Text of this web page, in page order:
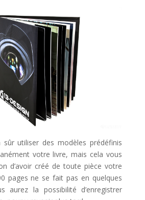
sûr utiliser des modèles prédéfinis
votre livre, mais cela vous
d’avoir créé de toute pièce votre
pages ne se fait pas en quelques
aurez la possibilité d’enregistrer